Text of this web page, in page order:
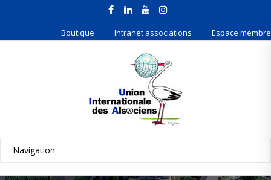
Boutique Intranet associations Espace membre